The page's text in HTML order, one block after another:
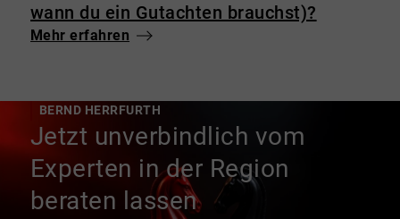
wann du ein Gutachten brauchst)?
Mehr erfahren
BERND HERRFURTH
Jetzt unverbindlich vom
Experten in der Region
beraten lassen